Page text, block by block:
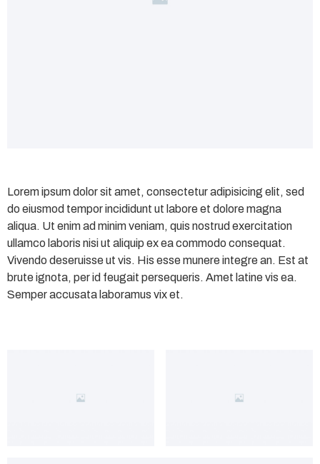
Lorem ipsum dolor sit amet, consectetur adipisicing elit, sed
do eiusmod tempor incididunt ut labore et dolore magna
aliqua. Ut enim ad minim veniam, quis nostrud exercitation
ullamco laboris nisi ut aliquip ex ea commodo consequat.
Vivendo deseruisse ut vis. His esse munere integre an. Est at
brute ignota, per id feugait persequeris. Amet latine vis ea.
Semper accusata laboramus vix et.